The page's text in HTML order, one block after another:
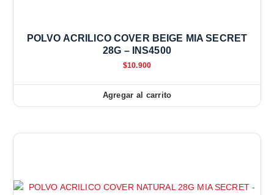
POLVO ACRILICO COVER BEIGE MIA SECRET
28G – INS4500
$10.900
Agregar al carrito